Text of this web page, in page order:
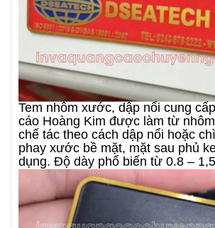
Tem nhôm xước, dập nổi cung
cáo Hoàng Kim được làm từ
chế tác theo cách dập nổi hoặc
phay xước bề mặt, mặt sau phủ
dụng. Độ dày phổ biến từ 0.8 –